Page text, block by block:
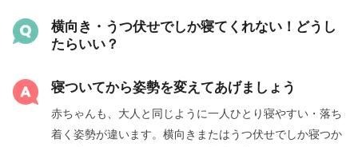
横向き・うつ伏せでしか寝てくれない！どうし
たらいい？
寝ついてから姿勢を変えてあげましょう
赤ちゃんも、大人と同じように一人ひとり寝やすい・落ち
着く姿勢が違います。横向きまたはうつ伏せでしか寝つか